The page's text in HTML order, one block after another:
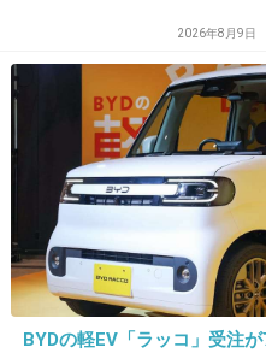
今日が誕生日だったんだね。
11. 匿名2012/12/13(木) 22:02:34
バンドブームやっぱり
2026年8月9日
BYDの軽EV「ラッコ」受注